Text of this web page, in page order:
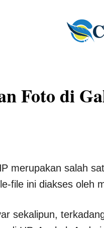
Foto di
merupakan salah
file ini diakses oleh
sekalipun,